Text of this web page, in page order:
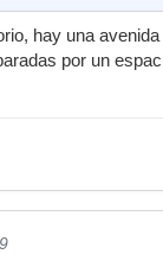
hay una
por un